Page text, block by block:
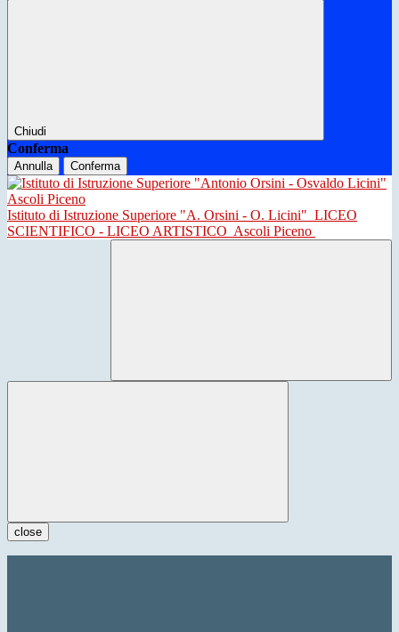
Chiudi
Conferma
Annulla Conferma
Istituto di Istruzione Superiore "A. Orsini - O. Licini" LICEO
SCIENTIFICO - LICEO ARTISTICO Ascoli Piceno
close